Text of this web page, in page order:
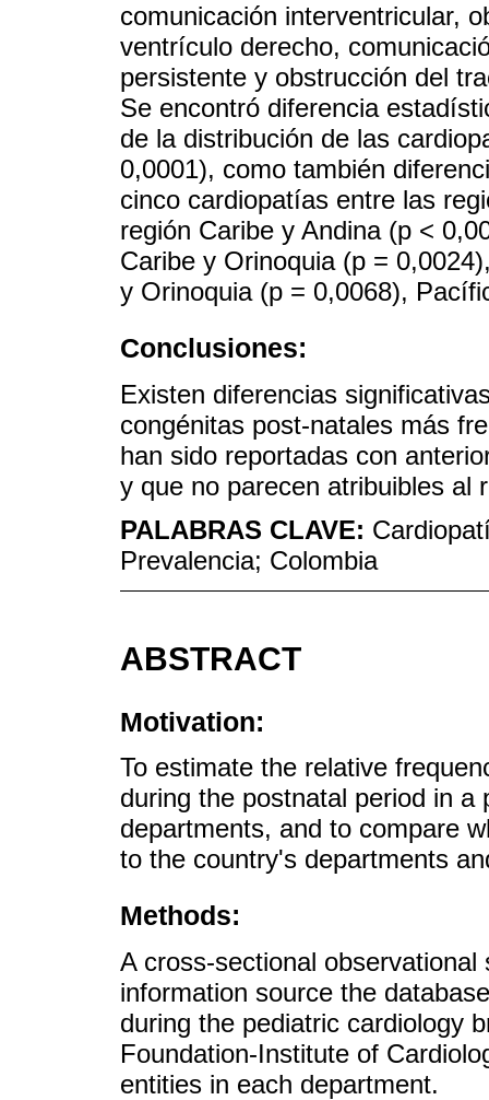
comunicación interventricular,
ventrículo derecho,
persistente y obstrucción del
Se encontró diferencia
de la distribución de las
0,0001), como también
cinco cardiopatías entre las
región Caribe y Andina (p <
Caribe y Orinoquia (p =
y Orinoquia (p = 0,0068),
Conclusiones:
Existen diferencias
congénitas post-natales más
han sido reportadas con
y que no parecen atribuibles al
PALABRAS CLAVE:
Prevalencia; Colombia
ABSTRACT
Motivation:
To estimate the relative
during the postnatal period in a
departments, and to compare
to the country's departments
Methods:
A cross-sectional
information source the
during the pediatric cardiology
Foundation-Institute of
entities in each department.